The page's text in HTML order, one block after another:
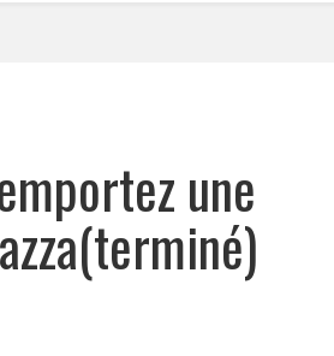
une